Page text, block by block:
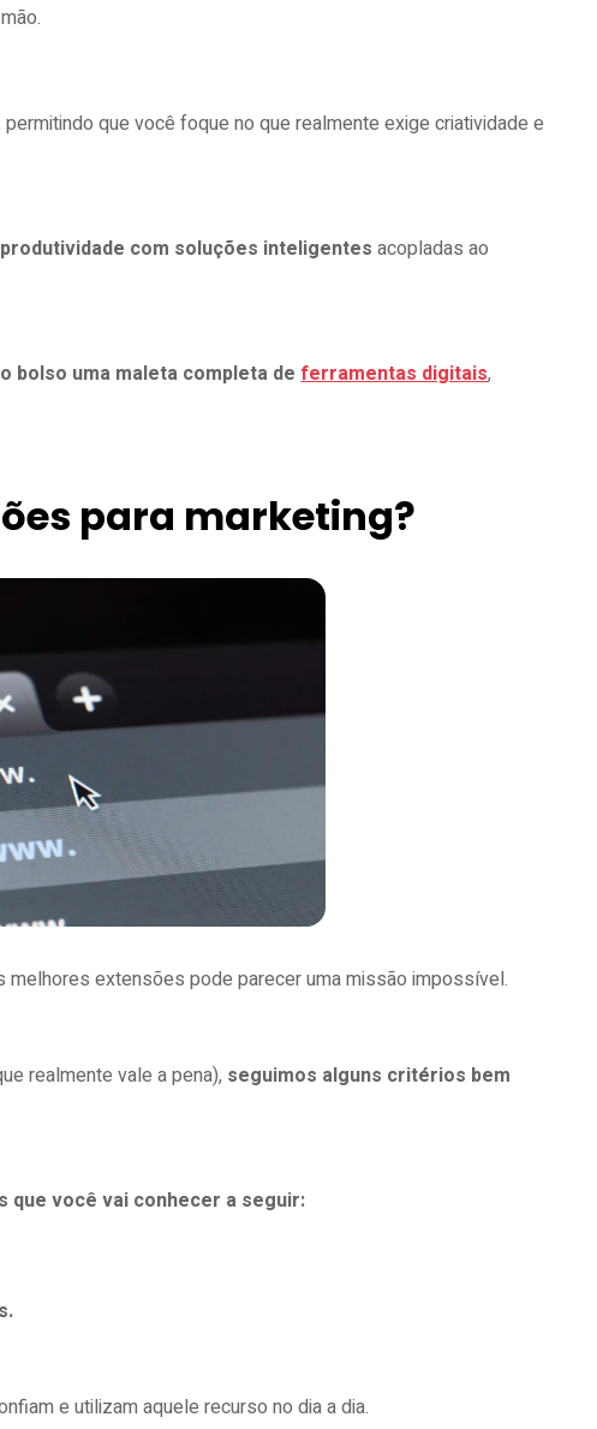
permitindo que você foque no que realmente exige criatividade e
com soluções inteligentes acopladas ao
bolso uma maleta completa de ferramentas digitais,
para marketing?
melhores extensões pode parecer uma missão impossível.
realmente vale a pena), seguimos alguns critérios bem
que você vai conhecer a seguir:
e utilizam aquele recurso no dia a dia.